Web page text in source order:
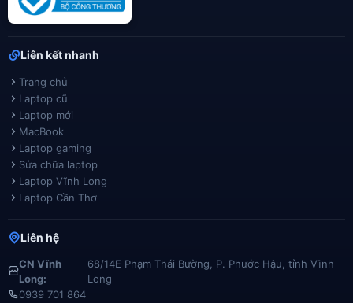
Liên kết nhanh
Trang chủ
Laptop cũ
Laptop mới
MacBook
Laptop gaming
Sửa chữa laptop
Laptop Vĩnh Long
Laptop Cần Thơ
Liên hệ
CN Vĩnh
Long:
68/14E Phạm Thái Bường, P. Phước Hậu, tỉnh Vĩnh
Long
0939 701 864